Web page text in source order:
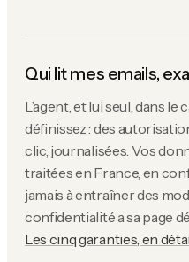
Qui lit mes emails,
L’agent, et lui seul, dans le
définissez : des
clic, journalisées. Vos
traitées en France, en
jamais à entraîner des
confidentialité a sa page
Les cinq garanties, en